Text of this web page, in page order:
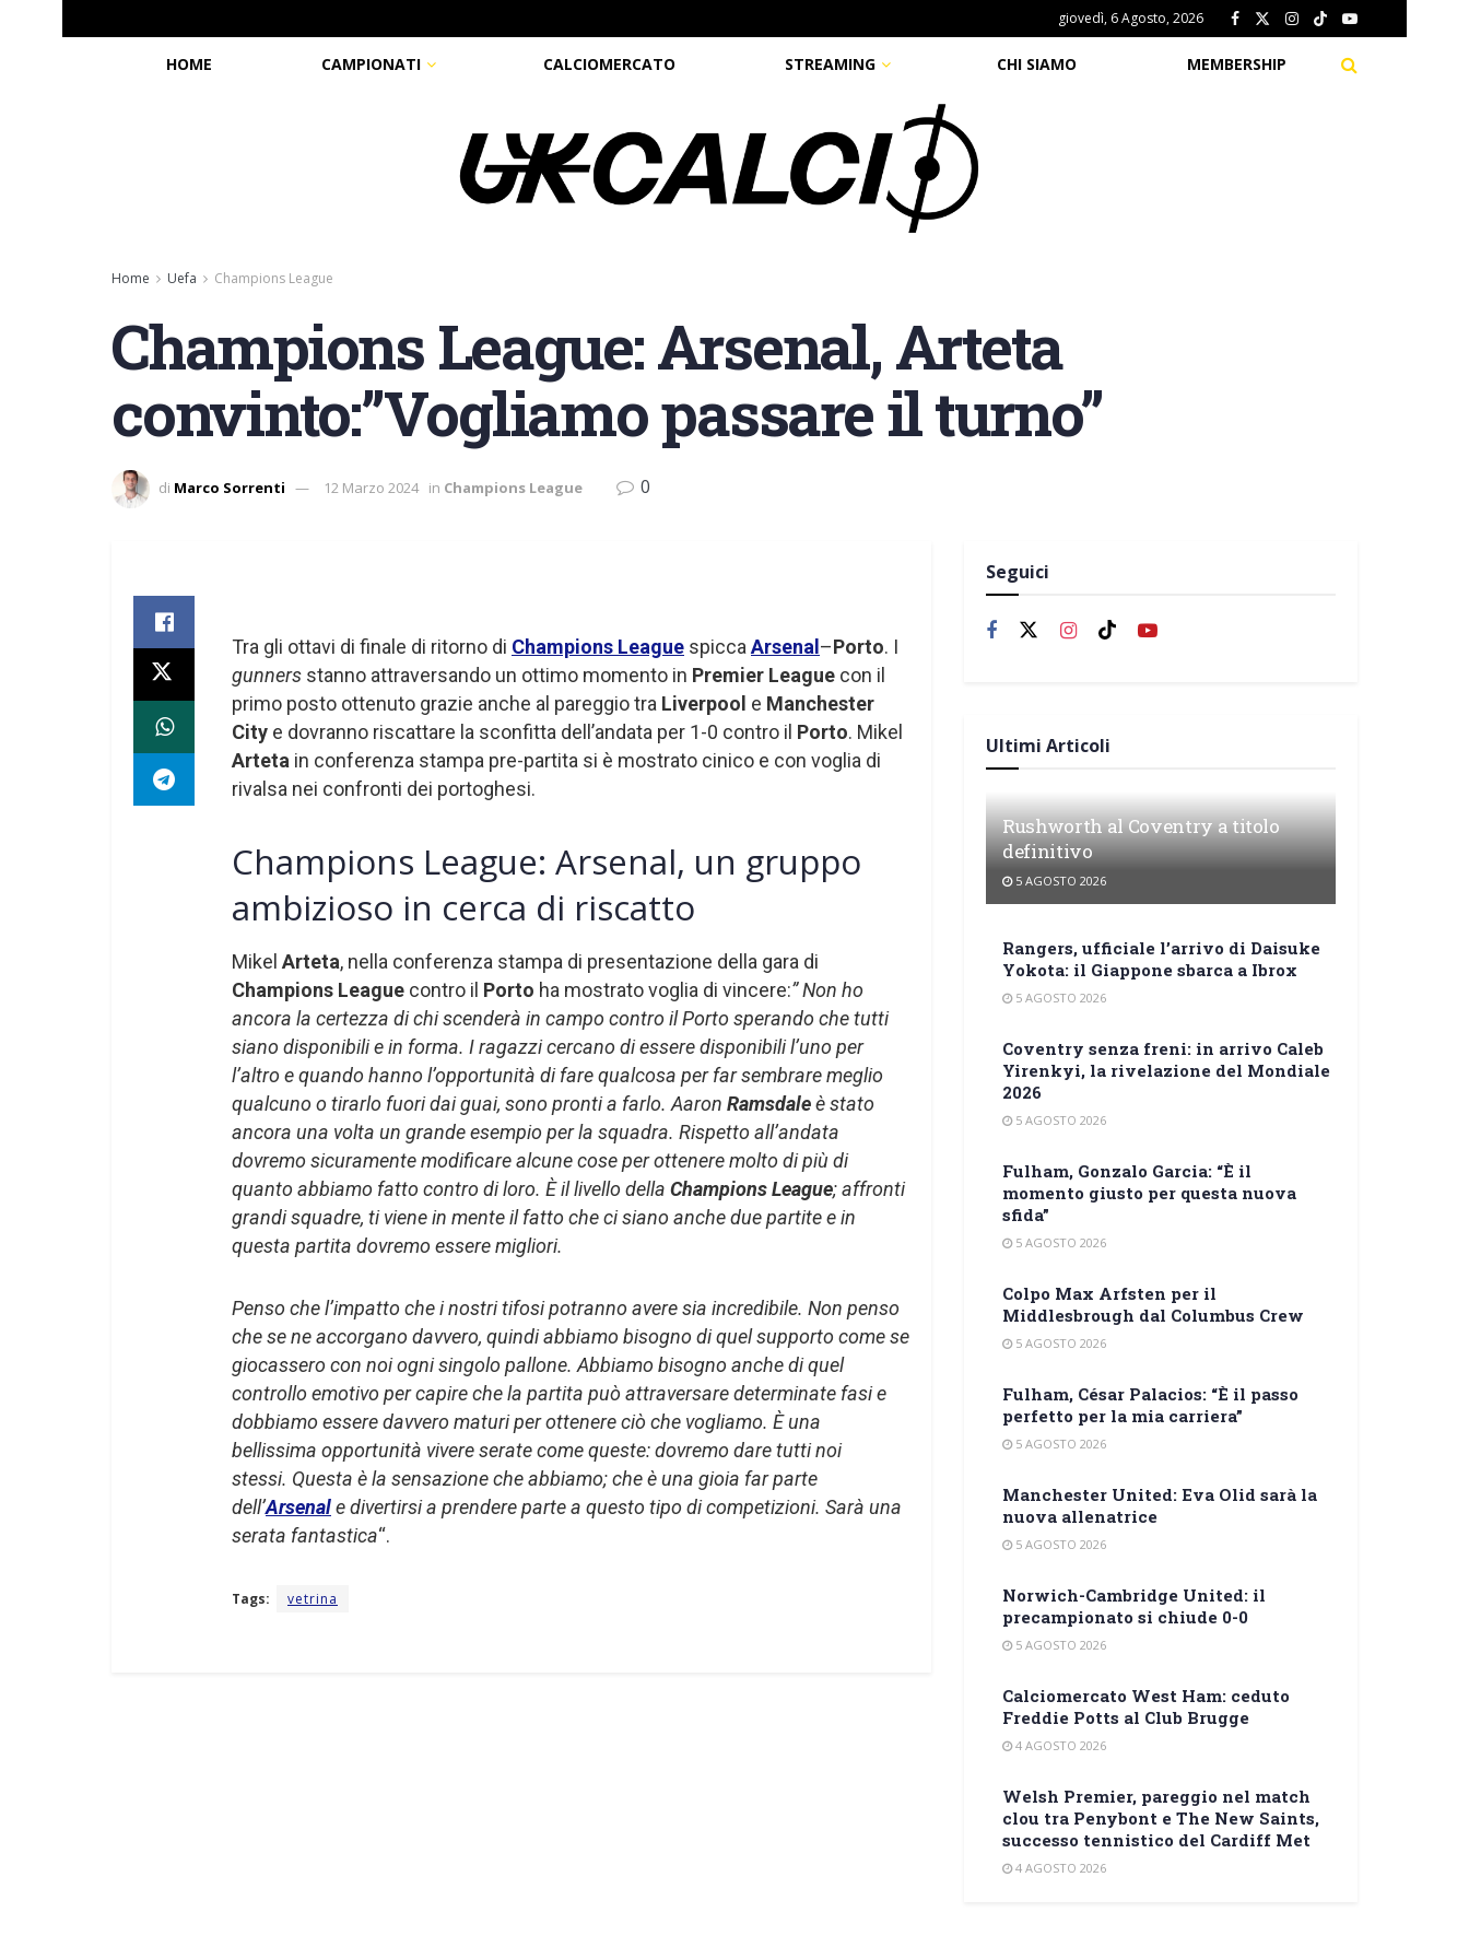
giovedì, 6 Agosto, 2026
HOME CAMPIONATI CALCIOMERCATO STREAMING CHI SIAMO MEMBERSHIP
Home Uefa Champions League
Champions League: Arsenal, Arteta
convinto:”Vogliamo passare il turno”
di Marco Sorrenti 12 Marzo 2024 in Champions League 0
Tra gli ottavi di finale di ritorno di Champions League spiccaArsenal –Porto. I
gunners stanno attraversando un ottimo momento in Premier League con il
primo posto ottenuto grazie anche al pareggio tra Liverpool e Manchester
City e dovranno riscattare la sconfitta dell’andata per 1-0 contro il Porto. Mikel
Arteta in conferenza stampa pre-partita si è mostrato cinico e con voglia di
rivalsa nei confronti dei portoghesi.
Champions League: Arsenal, un gruppo
ambizioso in cerca di riscatto
Mikel Arteta, nella conferenza stampa di presentazione della gara di
Champions League contro il Porto ha mostrato voglia di vincere:” Non ho
ancora la certezza di chi scenderà in campo contro il Porto sperando che tutti
siano disponibili e in forma. I ragazzi cercano di essere disponibili l’uno per
l’altro e quando hanno l’opportunità di fare qualcosa per far sembrare meglio
qualcuno o tirarlo fuori dai guai, sono pronti a farlo. Aaron Ramsdaleè stato
ancora una volta un grande esempio per la squadra. Rispetto all’andata
dovremo sicuramente modificare alcune cose per ottenere molto di più di
quanto abbiamo fatto contro di loro. È il livello della Champions League; affronti
grandi squadre, ti viene in mente il fatto che ci siano anche due partite e in
questa partita dovremo essere migliori.
Penso che l’impatto che i nostri tifosi potranno avere sia incredibile. Non penso
che se ne accorgano davvero, quindi abbiamo bisogno di quel supporto come se
giocassero con noi ogni singolo pallone. Abbiamo bisogno anche di quel
controllo emotivo per capire che la partita può attraversare determinate fasi e
dobbiamo essere davvero maturi per ottenere ciò che vogliamo. È una
bellissima opportunità vivere serate come queste: dovremo dare tutti noi
stessi. Questa è la sensazione che abbiamo; che è una gioia far parte
dell’Arsenale divertirsi a prendere parte a questo tipo di competizioni. Sarà una
serata fantastica“.
Tags: vetrina
Seguici
Ultimi Articoli
Rushworth al Coventry a titolo
definitivo
5 AGOSTO 2026
Rangers, ufficiale l’arrivo di Daisuke
Yokota: il Giappone sbarca a Ibrox
5 AGOSTO 2026
Coventry senza freni: in arrivo Caleb
Yirenkyi, la rivelazione del Mondiale
2026
5 AGOSTO 2026
Fulham, Gonzalo Garcia: “È il
momento giusto per questa nuova
sfida”
5 AGOSTO 2026
Colpo Max Arfsten per il
Middlesbrough dal Columbus Crew
5 AGOSTO 2026
Fulham, César Palacios: “È il passo
perfetto per la mia carriera”
5 AGOSTO 2026
Manchester United: Eva Olid sarà la
nuova allenatrice
5 AGOSTO 2026
Norwich-Cambridge United: il
precampionato si chiude 0-0
5 AGOSTO 2026
Calciomercato West Ham: ceduto
Freddie Potts al Club Brugge
4 AGOSTO 2026
Welsh Premier, pareggio nel match
clou tra Penybont e The New Saints,
successo tennistico del Cardiff Met
4 AGOSTO 2026